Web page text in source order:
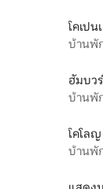
โคเปน
บ้านพั
ฮัมบว
บ้านพั
โคโลญ
บ้านพั